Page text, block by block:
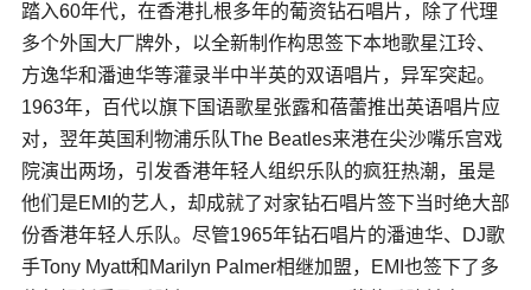
踏入60年代，在香港扎根多年的葡资钻石唱片，除了代理
多个外国大厂牌外，以全新制作构思签下本地歌星江玲、
方逸华和潘迪华等灌录半中半英的双语唱片，异军突起。
1963年，百代以旗下国语歌星张露和蓓蕾推出英语唱片应
对，翌年英国利物浦乐队The Beatles来港在尖沙嘴乐宫戏
院演出两场，引发香港年轻人组织乐队的疯狂热潮，虽是
他们是EMI的艺人，却成就了对家钻石唱片签下当时绝大部
份香港年轻人乐队。尽管1965年钻石唱片的潘迪华、DJ歌
手Tony Myatt和Marilyn Palmer相继加盟，EMI也签下了多